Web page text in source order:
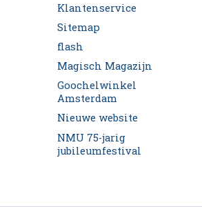
Klantenservice
Sitemap
flash
Magisch Magazijn
Goochelwinkel
Amsterdam
Nieuwe website
NMU 75-jarig
jubileumfestival